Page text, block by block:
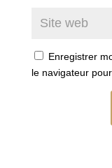
Enregistrer
le navigateur